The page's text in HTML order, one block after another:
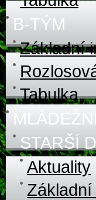
B-TÝM
Základní
Tabulka
STARŠÍ
Aktuality